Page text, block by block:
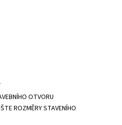
OTVORU
ROZMĚRY STAVENÍHO